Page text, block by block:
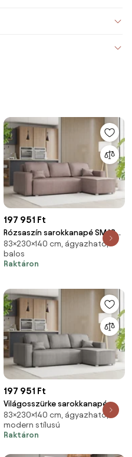
197 951 Ft
Rózsaszín sarokkanapé SMART
COSARO, kétoldalas + 2 párna
AJÁNDÉK
83×230×140 cm, ágyazható,
balos
Raktáron
197 951 Ft
Világosszürke sarokkanapé
SMART COSARO, kétoldalas + 2
párna AJÁNDÉK
83×230×140 cm, ágyazható,
modern stílusú
Raktáron